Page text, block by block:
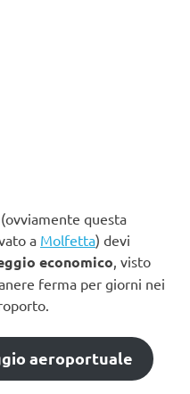
questa
a Molfetta) devi
economico , visto
ferma per giorni nei
aeroportuale